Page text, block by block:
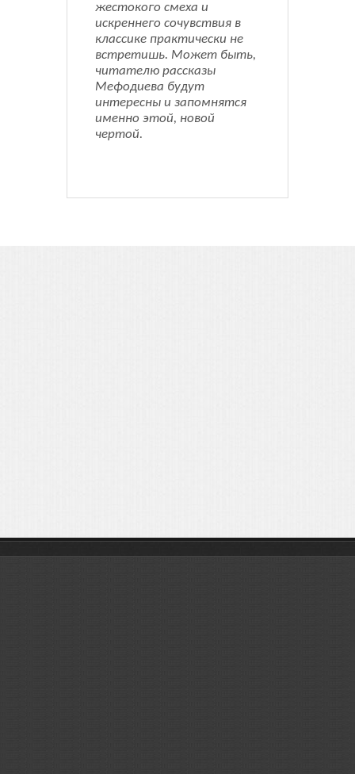
жестокого смеха и
искреннего сочувствия в
классике практически не
встретишь. Может быть,
читателю рассказы
Мефодиева будут
интересны и запомнятся
именно этой, новой
чертой.